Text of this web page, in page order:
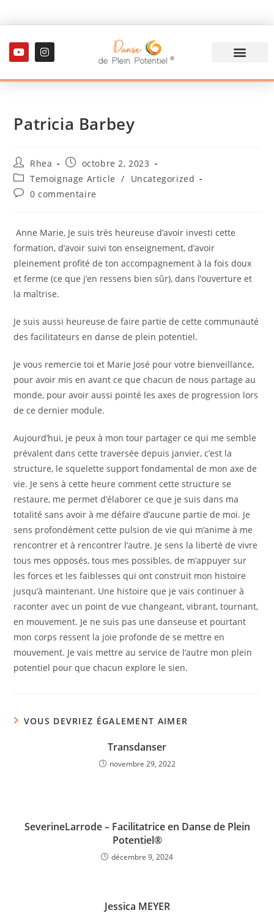
Patricia Barbey
Rhea
octobre 2, 2023
Temoignage Article
/
Uncategorized
0 commentaire
Anne Marie, Je suis très heureuse d’avoir investi cette
formation, d’avoir suivi ton enseignement, d’avoir
pleinement profité de ton accompagnement à la fois doux
et ferme (ce que j’en ressens bien sûr), dans l’ouverture et
la maîtrise.
Je suis aussi heureuse de faire partie de cette communauté
des facilitateurs en danse de plein potentiel.
Je vous remercie toi et Marie José pour votre bienveillance,
pour avoir mis en avant ce que chacun de nous partage au
monde, pour avoir aussi pointé les axes de progression lors
de ce dernier module.
Aujourd’hui, je peux à mon tour partager ce qui me semble
prévalent dans cette traversée depuis janvier, c’est la
structure, le squelette support fondamental de mon axe de
vie. Je sens à cette heure comment cette structure se
restaure, me permet d’élaborer ce que je suis dans ma
totalité sans avoir à me défaire d’aucune partie de moi. Je
sens profondément cette pulsion de vie qui m’anime à me
rencontrer et à rencontrer l’autre. Je sens la liberté de vivre
tous mes opposés, tous mes possibles, de m’appuyer sur
les forces et les faiblesses qui ont construit mon histoire
jusqu’à maintenant. Une histoire que je vais continuer à
raconter avec un point de vue changeant, vibrant, tournant,
en mouvement. Je ne suis pas une danseuse et pourtant
mon corps ressent la joie profonde de se mettre en
mouvement. Je vais mettre au service de l’autre mon plein
potentiel pour que chacun explore le sien.
VOUS DEVRIEZ ÉGALEMENT AIMER
Transdanser
novembre 29, 2022
SeverineLarrode – Facilitatrice en Danse de Plein
Potentiel®
décembre 9, 2024
Jessica MEYER